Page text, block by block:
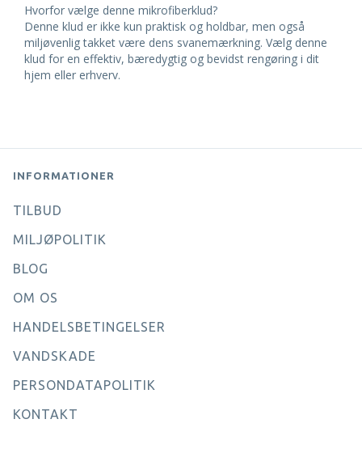
Hvorfor vælge denne mikrofiberklud?
Denne klud er ikke kun praktisk og holdbar, men også
miljøvenlig takket være dens svanemærkning. Vælg denne
klud for en effektiv, bæredygtig og bevidst rengøring i dit
hjem eller erhverv.
INFORMATIONER
TILBUD
MILJØPOLITIK
BLOG
OM OS
HANDELSBETINGELSER
VANDSKADE
PERSONDATAPOLITIK
KONTAKT